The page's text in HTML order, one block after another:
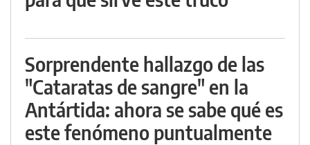
Sorprendente hallazgo de las
"Cataratas de sangre" en la
Antártida: ahora se sabe qué es
este fenómeno puntualmente